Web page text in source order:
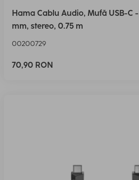
Hama Cablu Audio, Mufă USB-C
mm, stereo, 0.75 m
00200729
70,90 RON